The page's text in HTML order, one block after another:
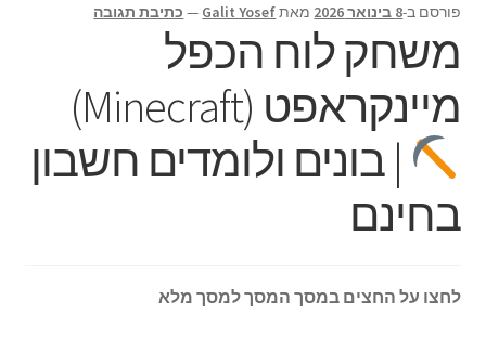
פורסם ב-8 בינואר 2026 מאתGalit Yosef
— כתיבת תגובה
משחק לוח הכפל
מיינקראפט (Minecraft)
| בונים ולומדים חשבון
בחינם
לחצו על החצים במסך המסך למסך מלא